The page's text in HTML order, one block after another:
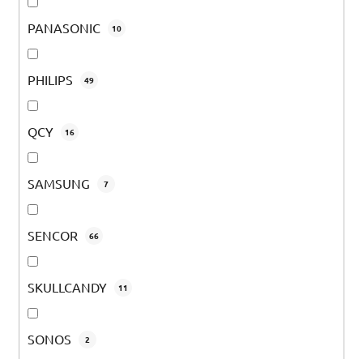
PANASONIC 10
PHILIPS 49
QCY 16
SAMSUNG 7
SENCOR 66
SKULLCANDY 11
SONOS 2